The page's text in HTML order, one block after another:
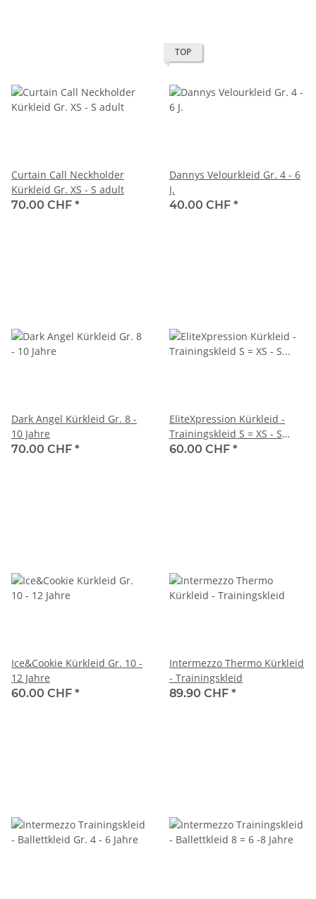
Curtain Call Neckholder
Kürkleid Gr. XS - S adult
70.00 CHF *
TOP
Dannys Velourkleid Gr. 4 - 6
J.
40.00 CHF *
Dark Angel Kürkleid Gr. 8 -
10 Jahre
70.00 CHF *
EliteXpression Kürkleid -
Trainingskleid S = XS - S
adult
60.00 CHF *
Ice&Cookie Kürkleid Gr. 10 -
12 Jahre
60.00 CHF *
Intermezzo Thermo Kürkleid
- Trainingskleid
89.90 CHF *